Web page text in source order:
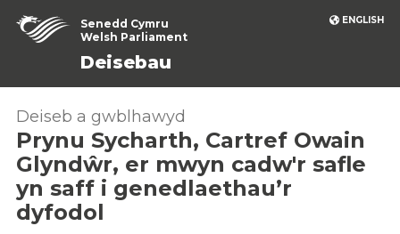
ENGLISH
Senedd Cymru
Welsh Parliament
Deisebau
Deiseb a gwblhawyd
Prynu Sycharth, Cartref Owain
Glyndŵr, er mwyn cadw'r safle
yn saff i genedlaethau’r
dyfodol